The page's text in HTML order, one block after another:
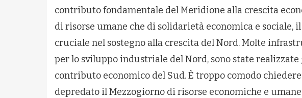
contributo fondamentale del Meridione alla crescita
di risorse umane che di solidarietà economica e sociale,
cruciale nel sostegno alla crescita del Nord. Molte
per lo sviluppo industriale del Nord, sono state
contributo economico del Sud. È troppo comodo
depredato il Mezzogiorno di risorse economiche e